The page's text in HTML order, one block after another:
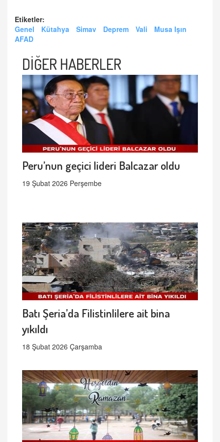
Etiketler:
Genel
Kütahya Simav Deprem Vali
Musa Işın
AFAD
DİĞER HABERLER
Peru’nun geçici lideri Balcazar oldu
19 Şubat 2026 Perşembe
Batı Şeria’da Filistinlilere ait bina
yıkıldı
18 Şubat 2026 Çarşamba